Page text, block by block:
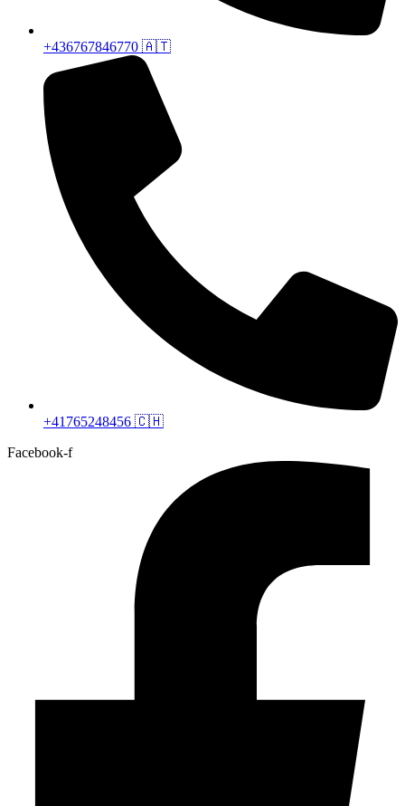
+436767846770 🇦🇹
+41765248456 🇨🇭
Facebook-f